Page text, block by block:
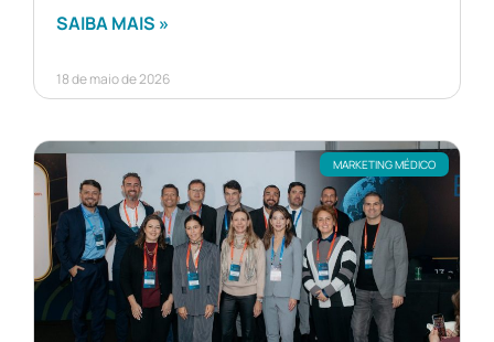
SAIBA MAIS »
18 de maio de 2026
MARKETING MÉDICO